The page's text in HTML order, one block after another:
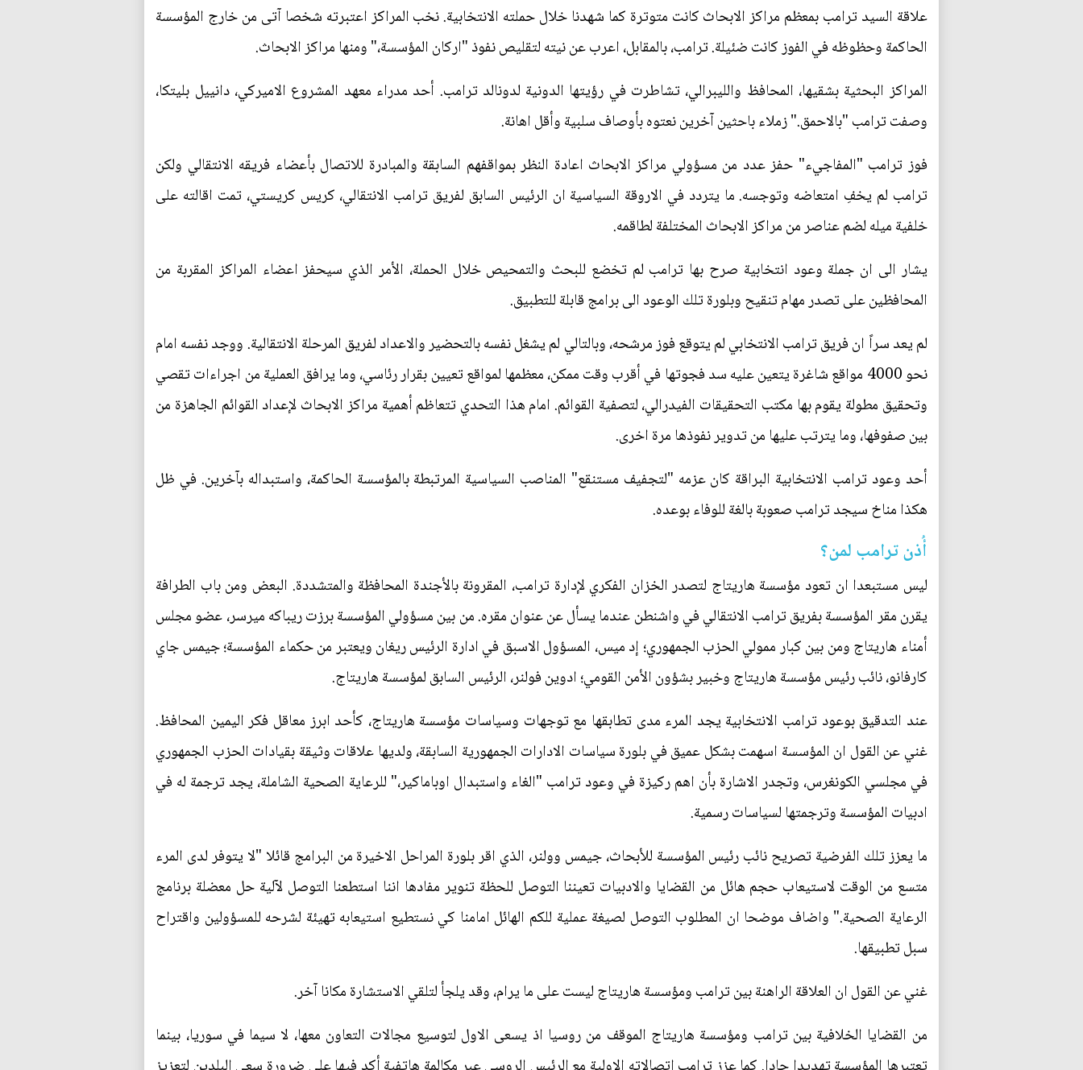
علاقة السيد ترامب بمعظم مراكز الابحاث كانت متوترة كما شهدنا خلال حملته الانتخابية. نخب المراكز اعتبرته شخصا آتى من خارج المؤسسة
الحاكمة وحظوظه في الفوز كانت ضئيلة. ترامب، بالمقابل، اعرب عن نيته لتقليص نفوذ "اركان المؤسسة،" ومنها مراكز الابحاث.
المراكز البحثية بشقيها، المحافظ والليبرالي، تشاطرت في رؤيتها الدونية لدونالد ترامب. أحد مدراء معهد المشروع الاميركي، دانييل بليتكا،
وصفت ترامب "بالاحمق." زملاء باحثين آخرين نعتوه بأوصاف سلبية وأقل اهانة.
فوز ترامب "المفاجيء" حفز عدد من مسؤولي مراكز الابحاث اعادة النظر بمواقفهم السابقة والمبادرة للاتصال بأعضاء فريقه الانتقالي ولكن
ترامب لم يخفِ امتعاضه وتوجسه. ما يتردد في الاروقة السياسية ان الرئيس السابق لفريق ترامب الانتقالي، كريس كريستي، تمت اقالته على
خلفية ميله لضم عناصر من مراكز الابحاث المختلفة لطاقمه.
يشار الى ان جملة وعود انتخابية صرح بها ترامب لم تخضع للبحث والتمحيص خلال الحملة، الأمر الذي سيحفز اعضاء المراكز المقربة من
المحافظين على تصدر مهام تنقيح وبلورة تلك الوعود الى برامج قابلة للتطبيق.
لم يعد سراً ان فريق ترامب الانتخابي لم يتوقع فوز مرشحه، وبالتالي لم يشغل نفسه بالتحضير والاعداد لفريق المرحلة الانتقالية. ووجد نفسه امام
نحو 4000 مواقع شاغرة يتعين عليه سد فجوتها في أقرب وقت ممكن، معظمها لمواقع تعيين بقرار رئاسي، وما يرافق العملية من اجراءات تقصي
وتحقيق مطولة يقوم بها مكتب التحقيقات الفيدرالي، لتصفية القوائم. امام هذا التحدي تتعاظم أهمية مراكز الابحاث لإعداد القوائم الجاهزة من
بين صفوفها، وما يترتب عليها من تدوير نفوذها مرة اخرى.
أحد وعود ترامب الانتخابية البراقة كان عزمه "لتجفيف مستنقع" المناصب السياسية المرتبطة بالمؤسسة الحاكمة، واستبداله بآخرين. في ظل
هكذا مناخ سيجد ترامب صعوبة بالغة للوفاء بوعده.
أُذن ترامب لمن؟
ليس مستبعدا ان تعود مؤسسة هاريتاج لتصدر الخزان الفكري لإدارة ترامب، المقرونة بالأجندة المحافظة والمتشددة. البعض ومن باب الطرافة
يقرن مقر المؤسسة بفريق ترامب الانتقالي في واشنطن عندما يسأل عن عنوان مقره. من بين مسؤولي المؤسسة برزت ريباكه ميرسر، عضو مجلس
أمناء هاريتاج ومن بين كبار ممولي الحزب الجمهوري؛ إد ميس، المسؤول الاسبق في ادارة الرئيس ريغان ويعتبر من حكماء المؤسسة؛ جيمس جاي
كارفانو، نائب رئيس مؤسسة هاريتاج وخبير بشؤون الأمن القومي؛ ادوين فولنر، الرئيس السابق لمؤسسة هاريتاج.
عند التدقيق بوعود ترامب الانتخابية يجد المرء مدى تطابقها مع توجهات وسياسات مؤسسة هاريتاج، كأحد ابرز معاقل فكر اليمين المحافظ.
غني عن القول ان المؤسسة اسهمت بشكل عميق في بلورة سياسات الادارات الجمهورية السابقة، ولديها علاقات وثيقة بقيادات الحزب الجمهوري
في مجلسي الكونغرس، وتجدر الاشارة بأن اهم ركيزة في وعود ترامب "الغاء واستبدال اوباماكير،" للرعاية الصحية الشاملة، يجد ترجمة له في
ادبيات المؤسسة وترجمتها لسياسات رسمية.
ما يعزز تلك الفرضية تصريح نائب رئيس المؤسسة للأبحاث، جيمس وولنر، الذي اقر بلورة المراحل الاخيرة من البرامج قائلا "لا يتوفر لدى المرء
متسع من الوقت لاستيعاب حجم هائل من القضايا والادبيات تعيننا التوصل للحظة تنوير مفادها اننا استطعنا التوصل لآلية حل معضلة برنامج
الرعاية الصحية." واضاف موضحا ان المطلوب التوصل لصيغة عملية للكم الهائل امامنا كي نستطيع استيعابه تهيئة لشرحه للمسؤولين واقتراح
سبل تطبيقها.
غني عن القول ان العلاقة الراهنة بين ترامب ومؤسسة هاريتاج ليست على ما يرام، وقد يلجأ لتلقي الاستشارة مكانا آخر.
من القضايا الخلافية بين ترامب ومؤسسة هاريتاج الموقف من روسيا اذ يسعى الاول لتوسيع مجالات التعاون معها، لا سيما في سوريا، بينما